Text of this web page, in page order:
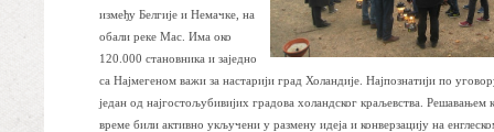
између Белгије и Немачке, на
обали реке Мас. Има око
120.000 становника и заједно
са Најмегеном важи за настарији град Холандије. Најпознатији по
један од најгостољубивијих градова холандског краљевства.
време били активно укључени у размену идеја и конверзацију на